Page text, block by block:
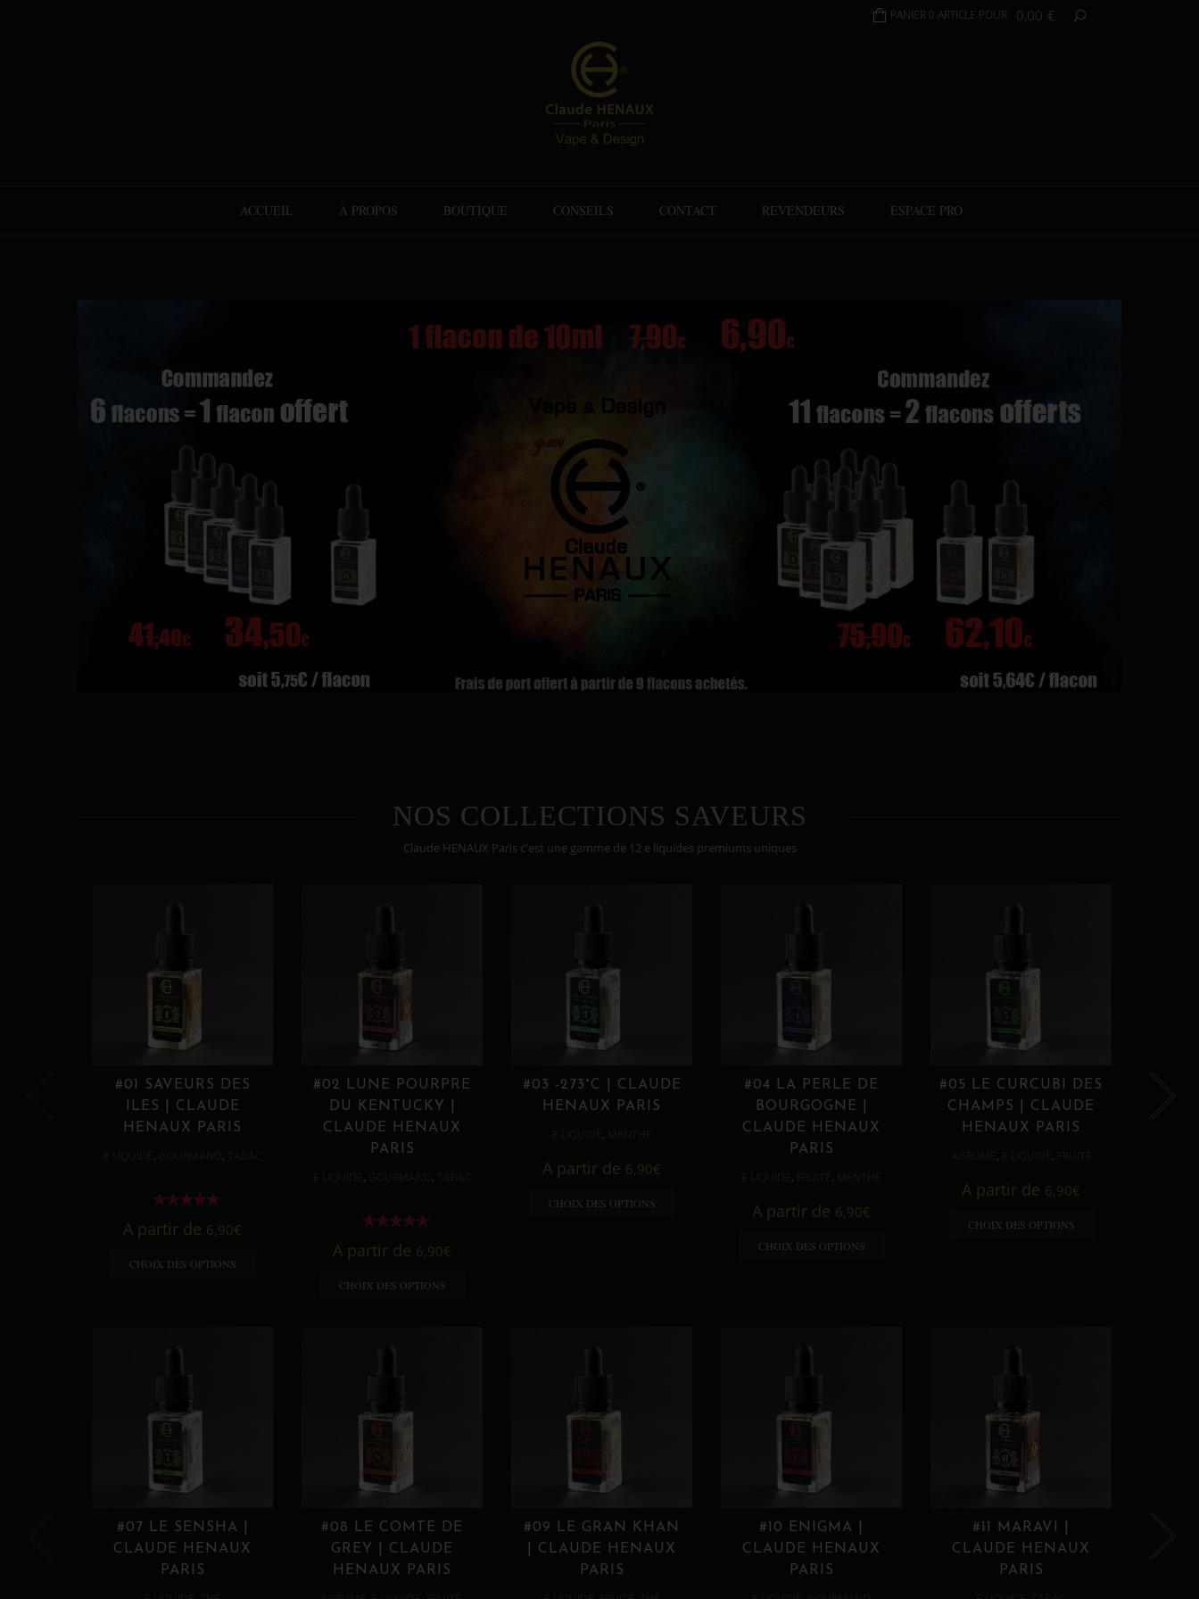
PANIER 0 ARTICLE POUR 0,00 €
ACCUEIL À PROPOS BOUTIQUE CONSEILS CONTACT REVENDEURS ESPACE PRO
NOS COLLECTIONS SAVEURS
Claude HENAUX Paris c'est une gamme de 12 e liquides premiums uniques
#01 SAVEURS DES
ILES | CLAUDE
HENAUX PARIS
, ,
A partir de 6,90€
CHOIX DES OPTIONS
#02 LUNE POURPRE
DU KENTUCKY |
CLAUDE HENAUX
PARIS
, ,
A partir de 6,90€
CHOIX DES OPTIONS
#03 -273°C | CLAUDE
HENAUX PARIS
,
A partir de 6,90€
CHOIX DES OPTIONS
#04 LA PERLE DE
BOURGOGNE |
CLAUDE HENAUX
PARIS
, ,
A partir de 6,90€
CHOIX DES OPTIONS
#05 LE CURCUBI DES
CHAMPS | CLAUDE
HENAUX PARIS
, ,
A partir de 6,90€
CHOIX DES OPTIONS
#07 LE SENSHA |
CLAUDE HENAUX
PARIS
#08 LE COMTE DE
GREY | CLAUDE
HENAUX PARIS
#09 LE GRAN KHAN
| CLAUDE HENAUX
PARIS
#10 ENIGMA |
CLAUDE HENAUX
PARIS
#11 MARAVI |
CLAUDE HENAUX
PARIS